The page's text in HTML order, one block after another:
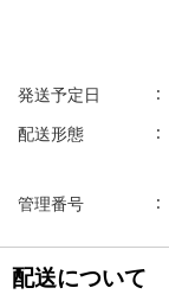
発送予定日
配送形態
管理番号
配送について